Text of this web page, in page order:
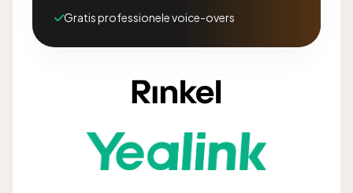
Gratis professionele voice-overs